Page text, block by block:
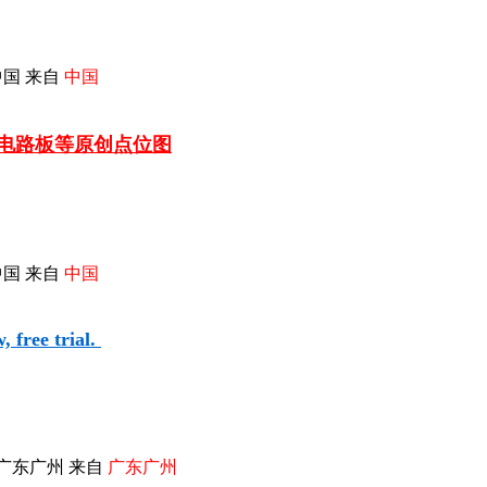
来自 中国
路板等原创点位图
来自 中国
free trial.
东广州 来自 广东广州